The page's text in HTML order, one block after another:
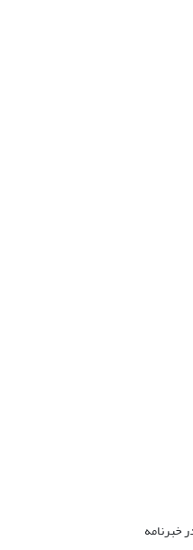
خبرنامه